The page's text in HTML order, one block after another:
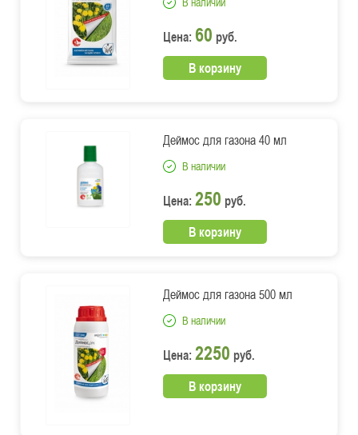
Цена: 60 руб.
В корзину
Деймос для газона 40 мл
В наличии
Цена: 250 руб.
В корзину
Деймос для газона 500 мл
В наличии
Цена: 2250 руб.
В корзину